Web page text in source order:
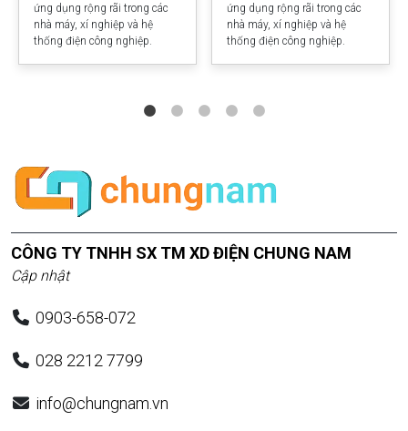
ứng dụng rộng rãi trong các
nhà máy, xí nghiệp và hệ
thống điện công nghiệp.
ứng dụng rộng rãi trong các
nhà máy, xí nghiệp và hệ
thống điện công nghiệp.
CÔNG TY TNHH SX TM XD ĐIỆN CHUNG NAM
Cập nhật
0903-658-072
028 2212 7799
info@chungnam.vn